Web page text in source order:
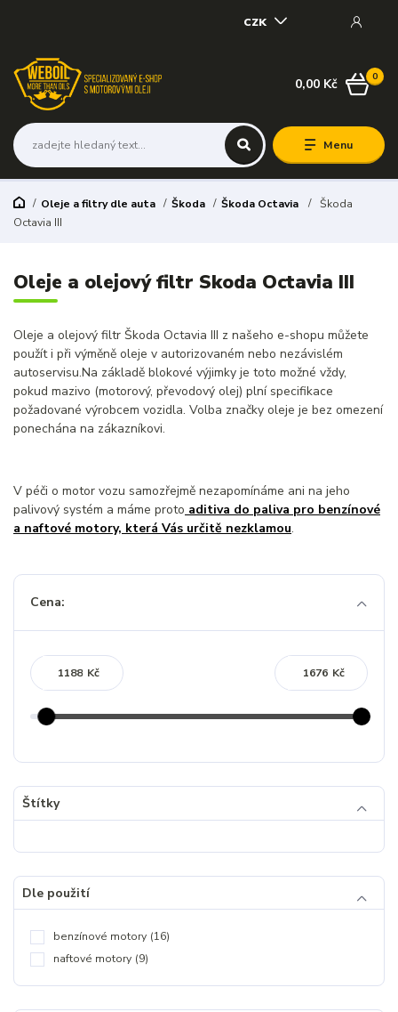
Menu
CZK
0
0,00 Kč
Oleje a filtry dle auta Škoda Škoda Octavia
Škoda
Octavia III
Oleje a olejový filtr Skoda Octavia III
Oleje a olejový filtr Škoda Octavia III z našeho e-shopu můžete
použít i při výměně oleje v autorizovaném nebo nezávislém
autoservisu.Na základě blokové výjimky je toto možné vždy,
pokud mazivo (motorový, převodový olej) plní specifikace
požadované výrobcem vozidla. Volba značky oleje je bez omezení
ponechána na zákazníkovi.
V péči o motor vozu samozřejmě nezapomínáme ani na jeho
palivový systém a máme proto aditiva do paliva pro benzínové
a naftové motory, která Vás určitě nezklamou.
Cena:
Kč Kč
Štítky
Dle použití
benzínové motory (16)
naftové motory (9)